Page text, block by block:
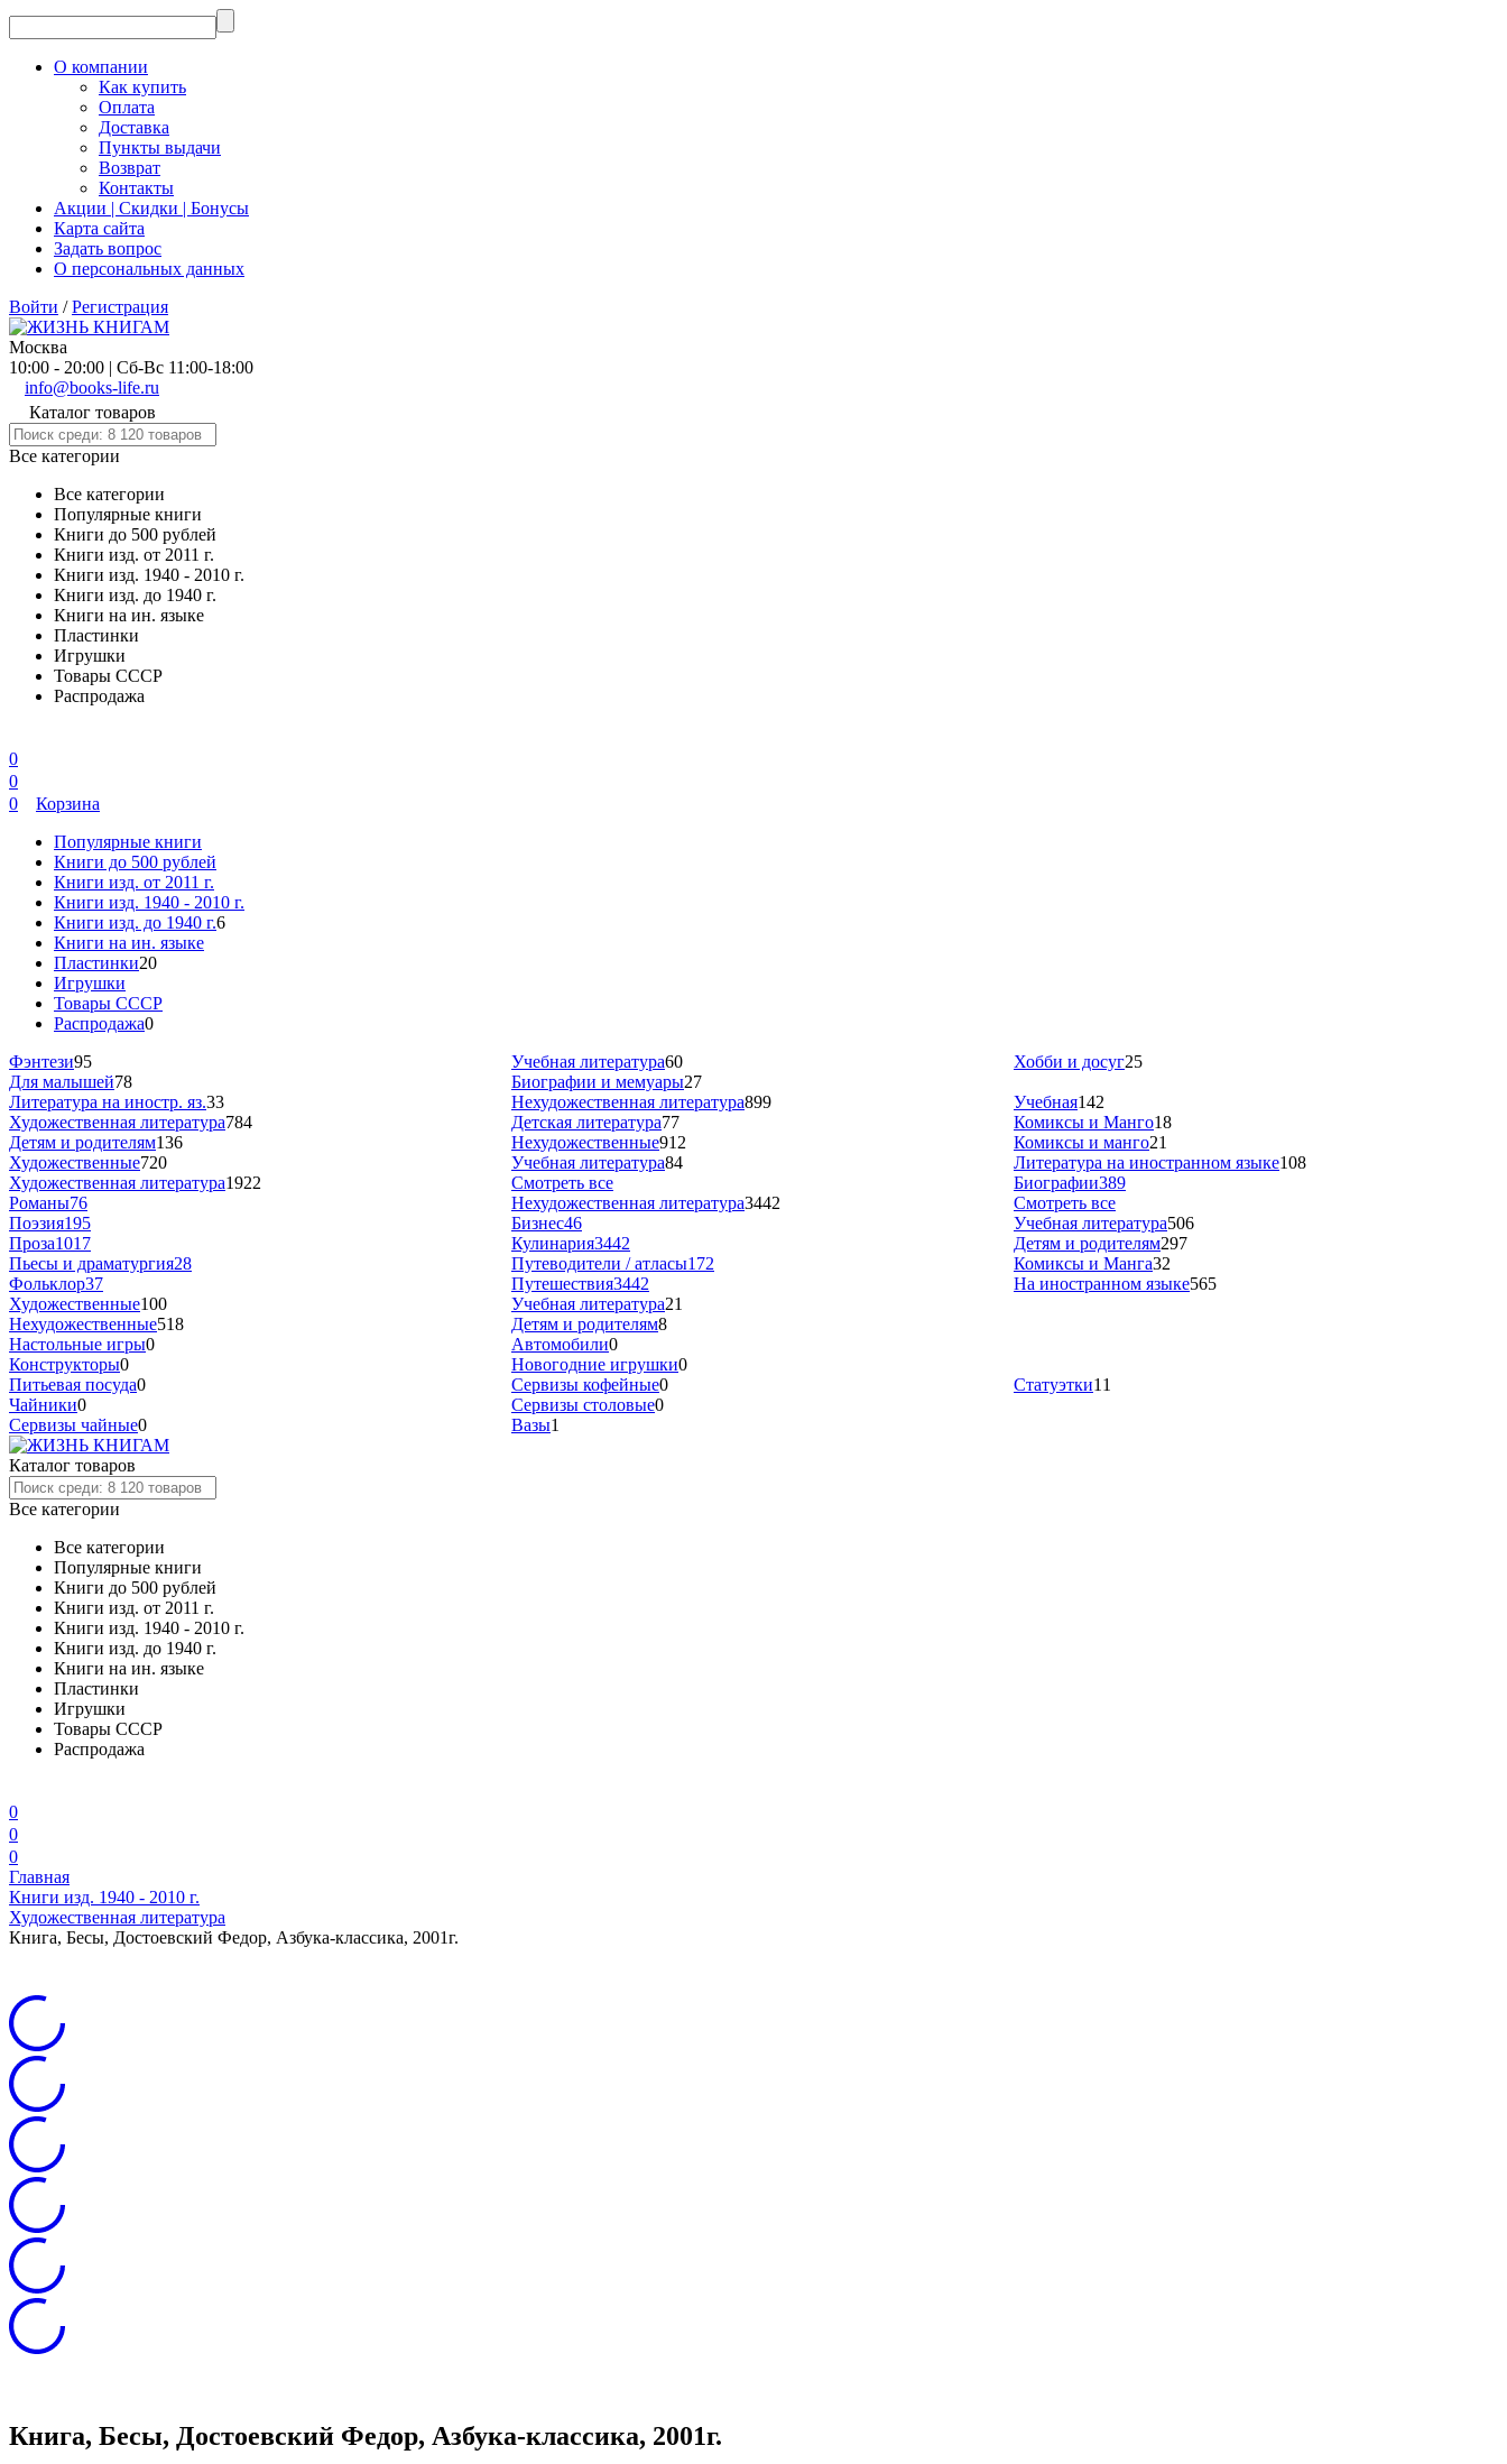
О компании
Как купить
Оплата
Доставка
Пункты выдачи
Возврат
Контакты
Акции | Скидки | Бонусы
Карта сайта
Задать вопрос
О персональных данных
Войти /Регистрация
Москва
10:00 - 20:00 | Сб-Вс 11:00-18:00
info@books-life.ru
Каталог товаров
Все категории
Все категории
Популярные книги
Книги до 500 рублей
Книги изд. от 2011 г.
Книги изд. 1940 - 2010 г.
Книги изд. до 1940 г.
Книги на ин. языке
Пластинки
Игрушки
Товары СССР
Распродажа
0
0
0
Корзина
Популярные книги
Книги до 500 рублей
Книги изд. от 2011 г.
Книги изд. 1940 - 2010 г.
Книги изд. до 1940 г.6
Книги на ин. языке
Пластинки20
Игрушки
Товары СССР
Распродажа0
Фэнтези95
Для малышей78
Учебная литература60
Биографии и мемуары27
Хобби и досуг25
Литература на иностр. яз.33
Художественная литература784
Нехудожественная литература899
Детская литература77
Учебная142
Комиксы и Манго18
Детям и родителям136
Художественные720
Нехудожественные912
Учебная литература84
Комиксы и манго21
Литература на иностранном языке108
Художественная литература1922
Романы76
Поэзия195
Проза1017
Пьесы и драматургия28
Фольклор37
Смотреть все
Нехудожественная литература3442
Бизнес46
Кулинария3442
Путеводители / атласы172
Путешествия3442
Биографии389
Смотреть все
Учебная литература506
Детям и родителям297
Комиксы и Манга32
На иностранном языке565
Художественные100
Нехудожественные518
Учебная литература21
Детям и родителям8
Настольные игры0
Конструкторы0
Автомобили0
Новогодние игрушки0
Питьевая посуда0
Чайники0
Сервизы чайные0
Сервизы кофейные0
Сервизы столовые0
Вазы1
Статуэтки11
Каталог товаров
Все категории
Все категории
Популярные книги
Книги до 500 рублей
Книги изд. от 2011 г.
Книги изд. 1940 - 2010 г.
Книги изд. до 1940 г.
Книги на ин. языке
Пластинки
Игрушки
Товары СССР
Распродажа
0
0
0
Главная
Книги изд. 1940 - 2010 г.
Художественная литература
Книга, Бесы, Достоевский Федор, Азбука-классика, 2001г.
Книга, Бесы, Достоевский Федор, Азбука-классика, 2001г.